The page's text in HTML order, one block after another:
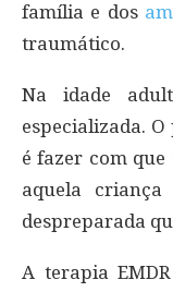
família e dos
traumático.
Na idade
especializada.
é fazer com
aquela criança
despreparada
A terapia